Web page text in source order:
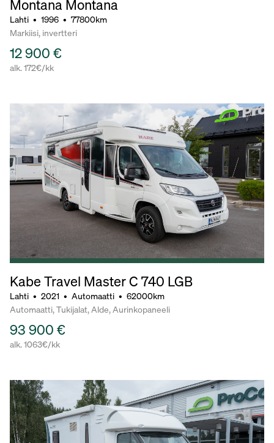
Montana Montana
Lahti • 1996 • 77800km
Markiisi, invertteri
12 900 €
alk. 172€/kk
Kabe Travel Master C 740 LGB
Lahti • 2021 • Automaatti • 62000km
Automaatti, Tukijalat, Alde, Aurinkopaneeli
93 900 €
alk. 1063€/kk